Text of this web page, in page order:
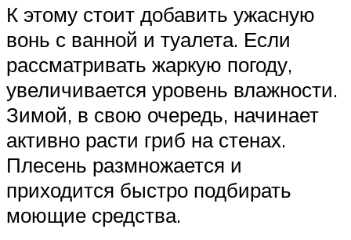
К этому стоит добавить ужасную
вонь с ванной и туалета. Если
рассматривать жаркую погоду,
увеличивается уровень влажности.
Зимой, в свою очередь, начинает
активно расти гриб на стенах.
Плесень размножается и
приходится быстро подбирать
моющие средства.